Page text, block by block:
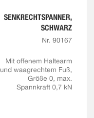
SENKRECHTSPANNER,
SCHWARZ
Nr. 90167
Mit offenem Haltearm
und waagrechtem Fuß,
Größe 0, max.
Spannkraft 0,7 kN